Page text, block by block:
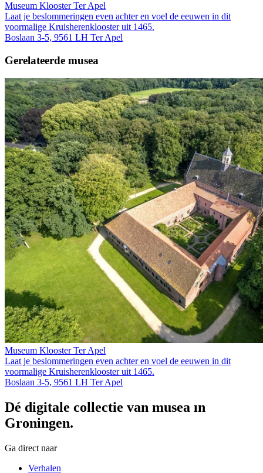
Museum Klooster Ter Apel
Laat je beslommeringen even achter en voel de eeuwen in dit
voormalige Kruis­heren­klooster uit 1465.
Boslaan 3-5, 9561 LH Ter Apel
Gerelateerde musea
Museum Klooster Ter Apel
Laat je beslommeringen even achter en voel de eeuwen in dit
voormalige Kruis­heren­klooster uit 1465.
Boslaan 3-5, 9561 LH Ter Apel
Dé digitale collectie van musea in
Groningen.
Ga direct naar
Verhalen